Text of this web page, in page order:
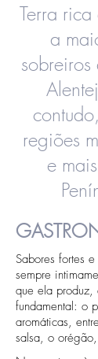
Terra
a
regiões
e
Sabores fortes
sempre
que ela produz,
fundamental: o
aromáticas,
salsa, o